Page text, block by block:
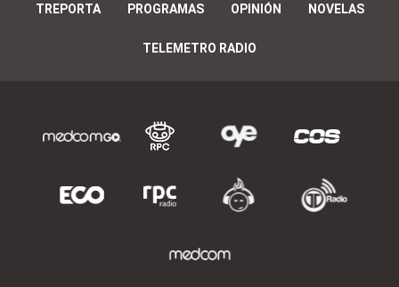
TREPORTA PROGRAMAS OPINIÓN NOVELAS
TELEMETRO RADIO